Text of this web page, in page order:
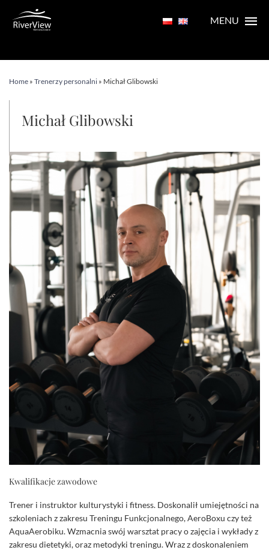
MENU
Home » Trenerzy personalni » Michał Glibowski
Michał Glibowski
Kwalifikacje zawodowe
Trener i instruktor kulturystyki i fitness. Doskonalił umiejętności na
szkoleniach z zakresu Treningu Funkcjonalnego, AeroBoxu czy też
AquaAerobiku. Wzmacnia swój warsztat pracy o zajęcia i wykłady z
zakresu dietetyki, oraz metodyki treningu. Wraz z doskonaleniem